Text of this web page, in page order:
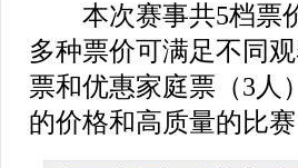
本次赛事共5档票价
多种票价可满足不同
票和优惠家庭票（3人
的价格和高质量的比赛